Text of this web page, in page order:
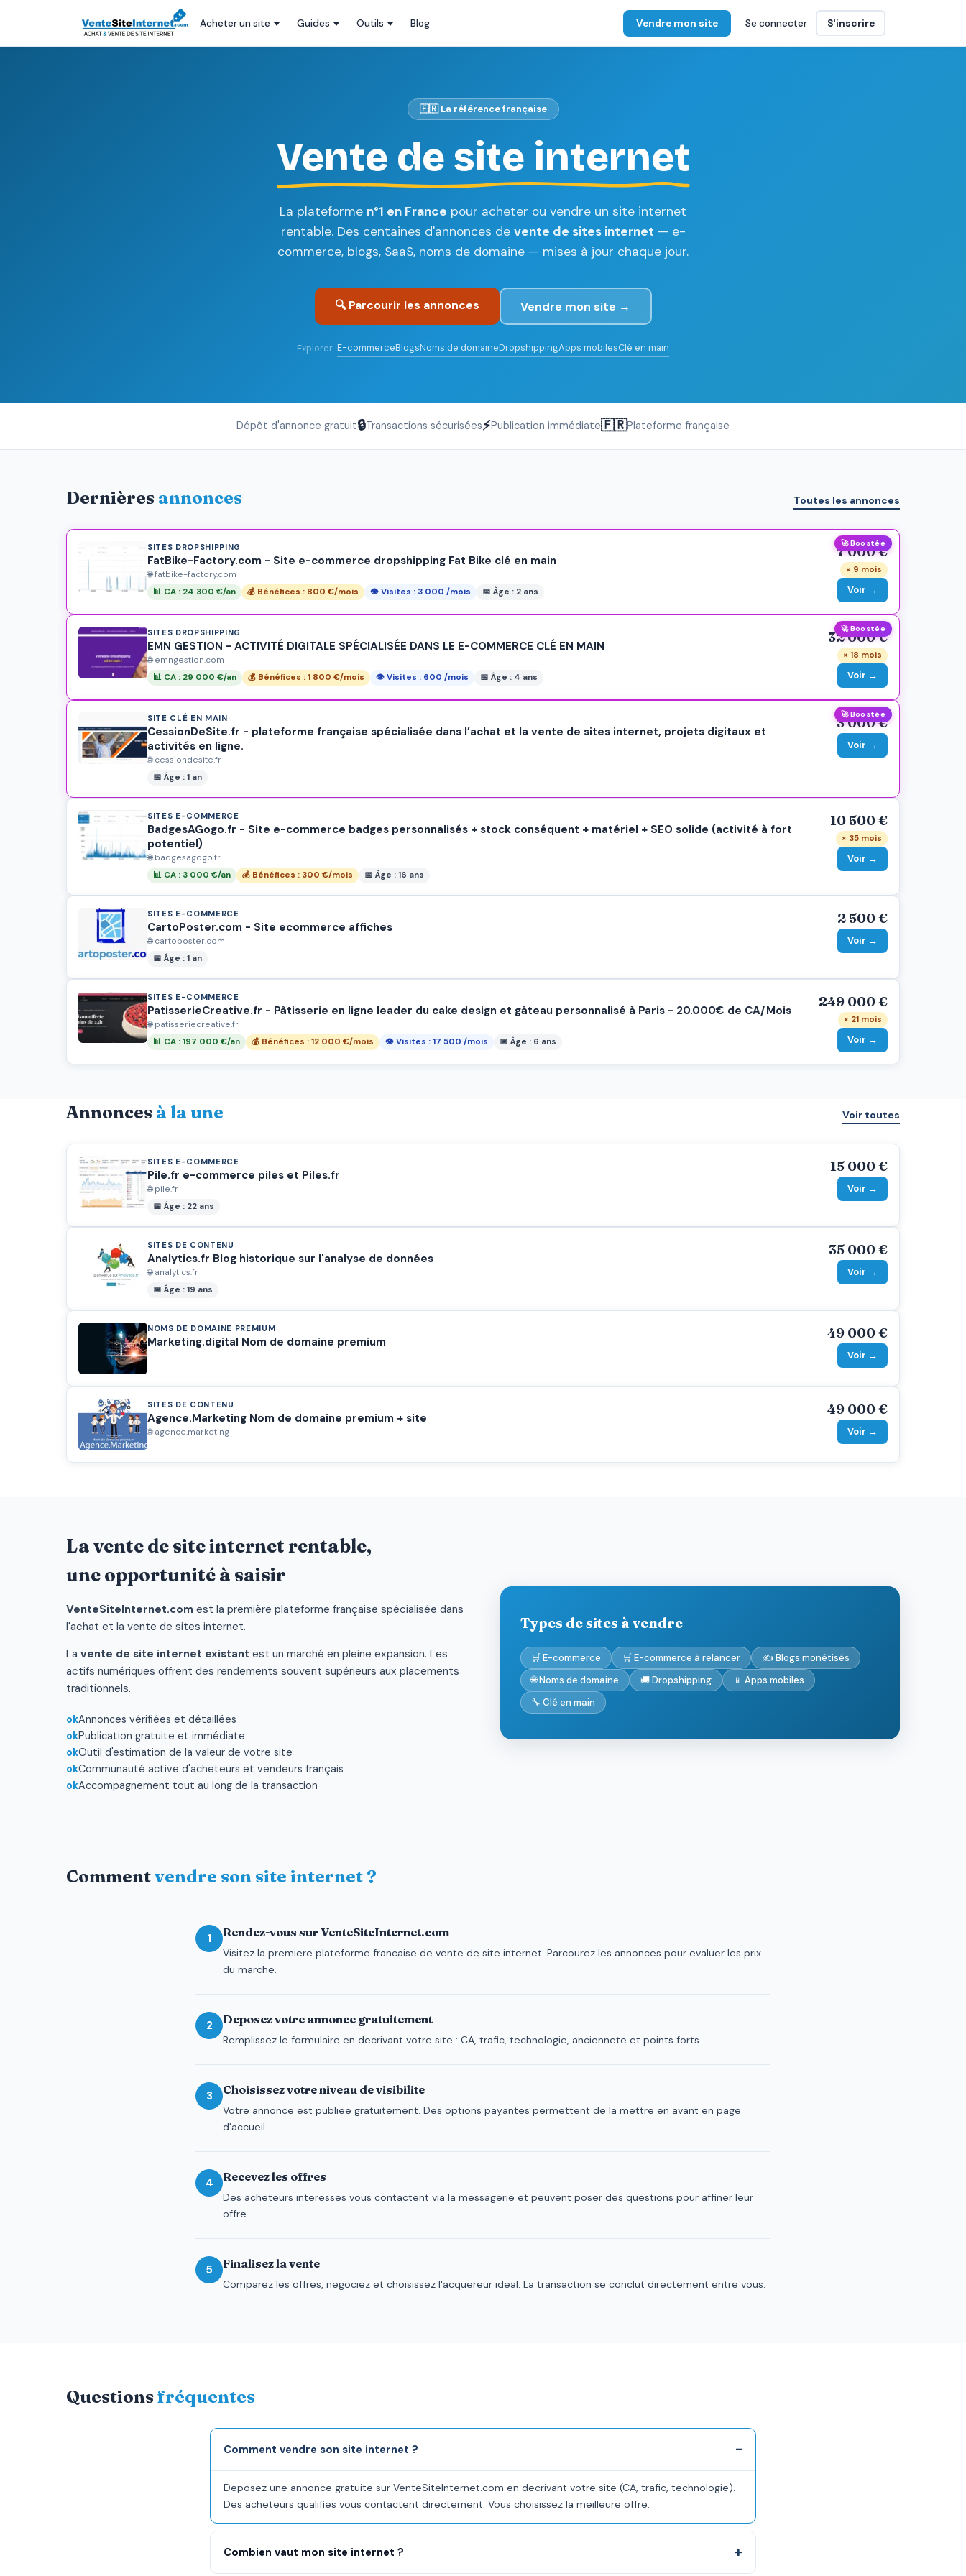
Acheter un site Guides Outils Blog Vendre mon site Se connecter S'inscrire
🇫🇷 La référence française
Vente de site internet
La plateforme n°1 en France pour acheter ou vendre un site internet
rentable. Des centaines d'annonces de vente de sites internet — e-
commerce, blogs, SaaS, noms de domaine — mises à jour chaque jour.
🔍 Parcourir les annonces Vendre mon site →
Explorer :E-commerceBlogsNoms de domaineDropshippingApps mobilesClé en main
Dépôt d'annonce gratuit🔒Transactions sécurisées⚡Publication immédiate🇫🇷Plateforme française
Dernières annonces Toutes les annonces
🚀 Boostée
SITES DROPSHIPPING
FatBike-Factory.com - Site e-commerce dropshipping Fat Bike clé en main
🌐 fatbike-factory.com
📊 CA : 24 300 €/an 💰 Bénéfices : 800 €/mois 👁 Visites : 3 000 /mois 📅 Âge : 2 ans
7 000 €
× 9 mois
Voir →
🚀 Boostée
SITES DROPSHIPPING
EMN GESTION - ACTIVITÉ DIGITALE SPÉCIALISÉE DANS LE E-COMMERCE CLÉ EN MAIN
🌐 emngestion.com
📊 CA : 29 000 €/an 💰 Bénéfices : 1 800 €/mois 👁 Visites : 600 /mois 📅 Âge : 4 ans
32 000 €
× 18 mois
Voir →
🚀 Boostée
SITE CLÉ EN MAIN
CessionDeSite.fr - plateforme française spécialisée dans l’achat et la vente de sites internet, projets digitaux et
activités en ligne.
🌐 cessiondesite.fr
📅 Âge : 1 an
3 000 €
Voir →
SITES E-COMMERCE
BadgesAGogo.fr - Site e-commerce badges personnalisés + stock conséquent + matériel + SEO solide (activité à fort
potentiel)
🌐 badgesagogo.fr
📊 CA : 3 000 €/an 💰 Bénéfices : 300 €/mois 📅 Âge : 16 ans
10 500 €
× 35 mois
Voir →
SITES E-COMMERCE
CartoPoster.com - Site ecommerce affiches
🌐 cartoposter.com
📅 Âge : 1 an
2 500 €
Voir →
SITES E-COMMERCE
PatisserieCreative.fr - Pâtisserie en ligne leader du cake design et gâteau personnalisé à Paris - 20.000€ de CA/Mois
🌐 patisseriecreative.fr
📊 CA : 197 000 €/an 💰 Bénéfices : 12 000 €/mois 👁 Visites : 17 500 /mois 📅 Âge : 6 ans
249 000 €
× 21 mois
Voir →
Annonces à la une Voir toutes
SITES E-COMMERCE
Pile.fr e-commerce piles et Piles.fr
🌐 pile.fr
📅 Âge : 22 ans
15 000 €
Voir →
SITES DE CONTENU
Analytics.fr Blog historique sur l'analyse de données
🌐 analytics.fr
📅 Âge : 19 ans
35 000 €
Voir →
NOMS DE DOMAINE PREMIUM
Marketing.digital Nom de domaine premium
49 000 €
Voir →
SITES DE CONTENU
Agence.Marketing Nom de domaine premium + site
🌐 agence.marketing
49 000 €
Voir →
Lavente de site internetrentable,
une opportunité à saisir
VenteSiteInternet.com est la première plateforme française spécialisée dans
l'achat et la vente de sites internet.
La vente de site internet existant est un marché en pleine expansion. Les
actifs numériques offrent des rendements souvent supérieurs aux placements
traditionnels.
Annonces vérifiées et détaillées
Publication gratuite et immédiate
Outil d'estimation de la valeur de votre site
Communauté active d'acheteurs et vendeurs français
Accompagnement tout au long de la transaction
Types de sites à vendre
🛒 E-commerce 🛒 E-commerce à relancer
✍️ Blogs monétisés
🌐 Noms de domaine
🚚 Dropshipping
📱 Apps mobiles
🔧 Clé en main
Commentvendre son site internet ?
1 Rendez-vous sur VenteSiteInternet.com
Visitez la premiere plateforme francaise de vente de site internet. Parcourez les annonces pour evaluer les prix
du marche.
2 Deposez votre annonce gratuitement
Remplissez le formulaire en decrivant votre site : CA, trafic, technologie, anciennete et points forts.
3 Choisissez votre niveau de visibilite
Votre annonce est publiee gratuitement. Des options payantes permettent de la mettre en avant en page
d'accueil.
4 Recevez les offres
Des acheteurs interesses vous contactent via la messagerie et peuvent poser des questions pour affiner leur
offre.
5 Finalisez la vente
Comparez les offres, negociez et choisissez l'acquereur ideal. La transaction se conclut directement entre vous.
Questionsfréquentes
Comment vendre son site internet ?
Deposez une annonce gratuite sur VenteSiteInternet.com en decrivant votre site (CA, trafic, technologie).
Des acheteurs qualifies vous contactent directement. Vous choisissez la meilleure offre.
Combien vaut mon site internet ?